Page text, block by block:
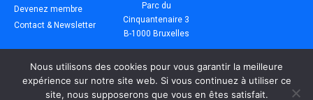
Devenez membre
Contact & Newsletter
Parc du
Cinquantenaire 3
B-1000 Bruxelles
Amis du musée de l’Air et de l’Espace
Nous utilisons des cookies pour vous garantir la meilleure
expérience sur notre site web. Si vous continuez à utiliser ce
site, nous supposerons que vous en êtes satisfait.